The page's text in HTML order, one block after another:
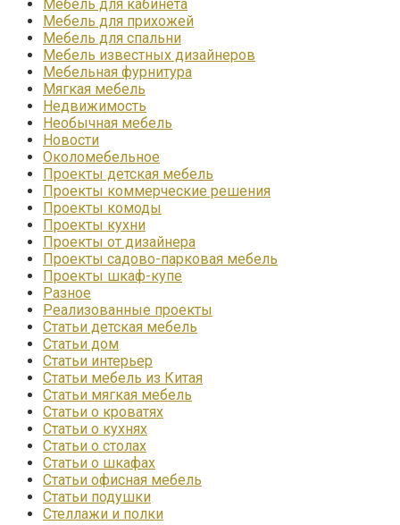
Мебель для кабинета
Мебель для прихожей
Мебель для спальни
Мебель известных дизайнеров
Мебельная фурнитура
Мягкая мебель
Недвижимость
Необычная мебель
Новости
Околомебельное
Проекты детская мебель
Проекты коммерческие решения
Проекты комоды
Проекты кухни
Проекты от дизайнера
Проекты садово-парковая мебель
Проекты шкаф-купе
Разное
Реализованные проекты
Статьи детская мебель
Статьи дом
Статьи интерьер
Статьи мебель из Китая
Статьи мягкая мебель
Статьи о кроватях
Статьи о кухнях
Статьи о столах
Статьи о шкафах
Статьи офисная мебель
Статьи подушки
Стеллажи и полки